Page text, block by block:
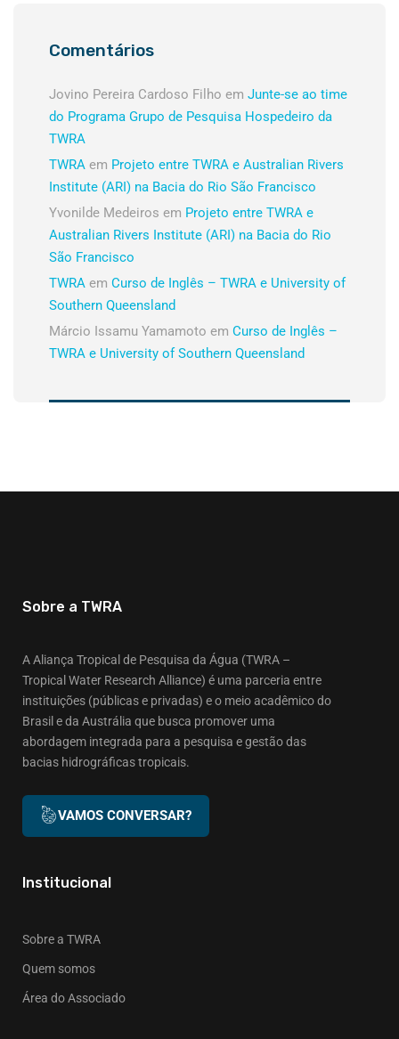
Comentários
Jovino Pereira Cardoso Filho em Junte-se ao time
do Programa Grupo de Pesquisa Hospedeiro da
TWRA
TWRA em Projeto entre TWRA e Australian Rivers
Institute (ARI) na Bacia do Rio São Francisco
Yvonilde Medeiros em Projeto entre TWRA e
Australian Rivers Institute (ARI) na Bacia do Rio
São Francisco
TWRA em Curso de Inglês – TWRA e University of
Southern Queensland
Márcio Issamu Yamamoto em Curso de Inglês –
TWRA e University of Southern Queensland
Sobre a TWRA
A Aliança Tropical de Pesquisa da Água (TWRA –
Tropical Water Research Alliance) é uma parceria entre
instituições (públicas e privadas) e o meio acadêmico do
Brasil e da Austrália que busca promover uma
abordagem integrada para a pesquisa e gestão das
bacias hidrográficas tropicais.
VAMOS CONVERSAR?
Institucional
Sobre a TWRA
Quem somos
Área do Associado